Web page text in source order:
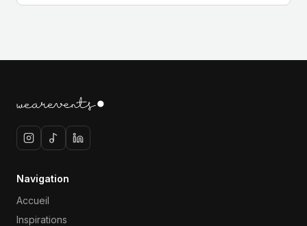
Navigation
Accueil
Inspirations